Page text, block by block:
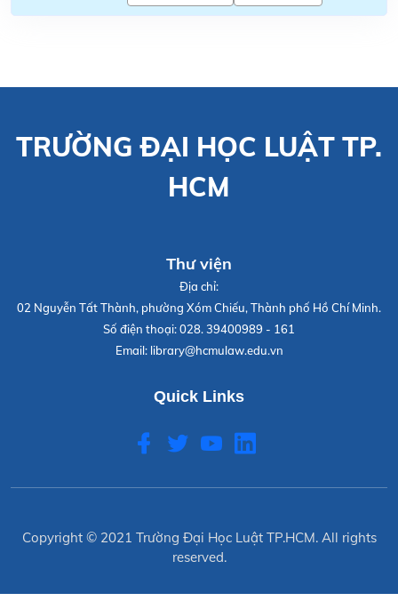
TRƯỜNG ĐẠI HỌC LUẬT TP.
HCM
Thư viện
Địa chỉ:
02 Nguyễn Tất Thành, phường Xóm Chiếu, Thành phố Hồ Chí Minh.
Số điện thoại:028. 39400989 - 161
Email: library@hcmulaw.edu.vn
Quick Links
Copyright © 2021 Trường Đại Học Luật TP.HCM. All rights
reserved.